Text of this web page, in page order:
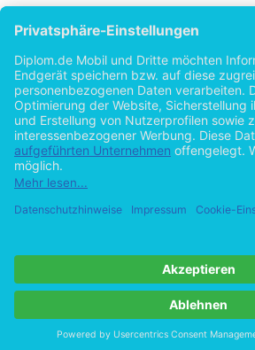
Titel
Leasingbilanzierung nach
Die Reform des IAS 17
vonFranziska Klier (Autor:in)
©2014
Impressum
Zur Desktop-Version
Copyright ©Imprint in der Bedey & Thoms
byOpen Publishing
Cookie-Einstellungen